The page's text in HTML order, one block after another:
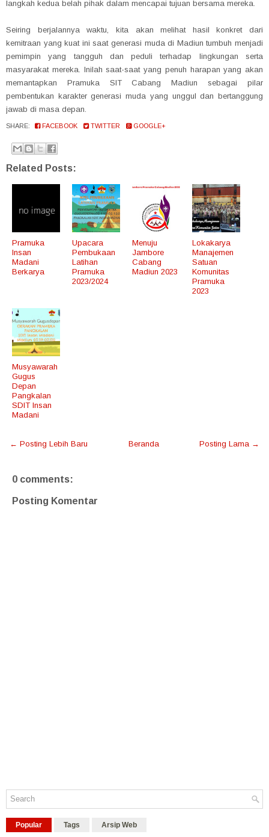
langkah kedua belah pihak dalam mencapai tujuan bersama mereka.
Seiring berjalannya waktu, kita akan melihat hasil konkret dari
kemitraan yang kuat ini saat generasi muda di Madiun tumbuh menjadi
pemimpin yang tangguh dan peduli terhadap lingkungan serta
masyarakat mereka. Inilah saat-saat yang penuh harapan yang akan
memantapkan Pramuka SIT Cabang Madiun sebagai pilar
pembentukan karakter generasi muda yang unggul dan bertanggung
jawab di masa depan.
SHARE: FACEBOOK TWITTER GOOGLE+
Related Posts:
Pramuka
Insan
Madani
Berkarya
Upacara
Pembukaan
Latihan
Pramuka
2023/2024
Menuju
Jambore
Cabang
Madiun 2023
Lokakarya
Manajemen
Satuan
Komunitas
Pramuka
2023
Musyawarah
Gugus
Depan
Pangkalan
SDIT Insan
Madani
← Posting Lebih Baru Posting Lama →
Beranda
0 comments:
Posting Komentar
Popular Tags Arsip Web